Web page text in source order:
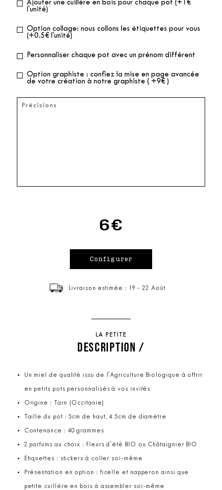
Ajouter une cuillère en bois pour chaque pot (+1€
l'unité)
Option collage: nous collons les étiquettes pour vous
(+0.5€ l'unité)
Personnaliser chaque pot avec un prénom différent
Option graphiste : confiez la mise en page avancée
de votre création à notre graphiste ( +9€ )
6€
Livraison estimée : 19 - 22 Août
LA PETITE
DESCRIPTION /
Un miel de qualité issu de l'Agriculture Biologique à offrir
en petits pots personnalisés à vos invités.
Origine : Tarn (Occitanie)
Taille du pot : 5cm de haut, 4.5cm de diamètre
Contenance : 40 grammes
2 parfums au choix : Fleurs d'été BIO ou Châtaignier BIO
Etiquettes : stickers à coller soi-même
Présentation en option : ficelle et napperon ainsi que
petite cuillère en bois à assembler soi-même